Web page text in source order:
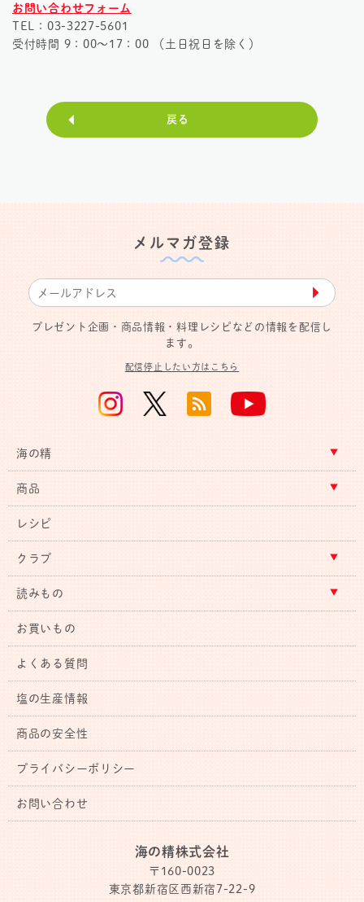
お問い合わせフォーム
TEL： 03-3227-5601
受付時間 9：00～17：00 （土日祝日を除く）
戻る
メルマガ登録
▶︎
プレゼント企画・商品情報・料理レシピなどの情報を配信し
ます。
配信停止したい方はこちら
海の精
商品
レシピ
クラブ
読みもの
お買いもの
よくある質問
塩の生産情報
商品の安全性
プライバシーポリシー
お問い合わせ
海の精株式会社
〒160-0023
東京都新宿区西新宿7-22-9